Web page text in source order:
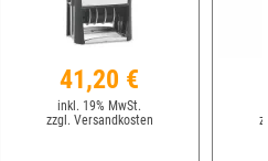
41,20 €
inkl. 19% MwSt.
zzgl. Versandkosten